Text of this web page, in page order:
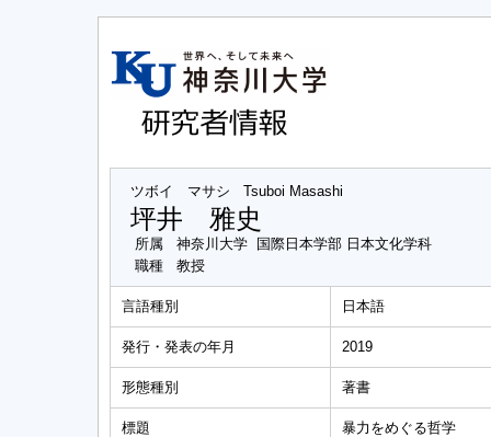
ツボイ マサシ Tsuboi Masashi
坪井 雅史
所属
神奈川大学 国際日本学部 日本文化学科
職種
教授
言語種別 日本語
発行・発表の年月 2019
形態種別 著書
標題 暴力をめぐる哲学